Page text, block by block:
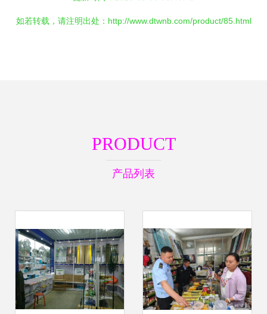
如若转载，请注明出处：http://www.dtwnb.com/product/85.html
PRODUCT
产品列表